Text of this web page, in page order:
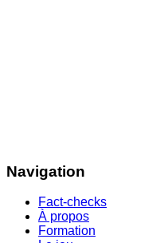
Navigation
Fact-checks
À propos
Formation